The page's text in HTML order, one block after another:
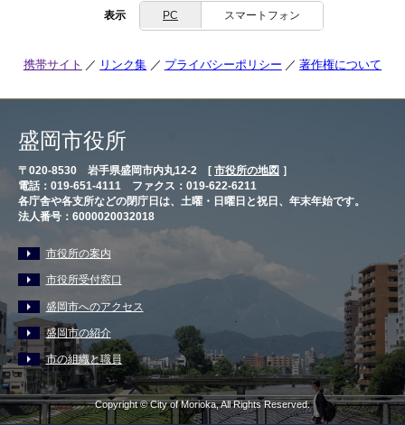
表示 PC スマートフォン
携帯サイト リンク集 プライバシーポリシー 著作権について
盛岡市役所
〒020-8530 岩手県盛岡市内丸12-2 [ 市役所の地図 ］
電話：019-651-4111 ファクス：019-622-6211
各庁舎や各支所などの閉庁日は、土曜・日曜日と祝日、年末年始です。
法人番号：6000020032018
市役所の案内
市役所受付窓口
盛岡市へのアクセス
盛岡市の紹介
市の組織と職員
Copyright © City of Morioka, All Rights Reserved.